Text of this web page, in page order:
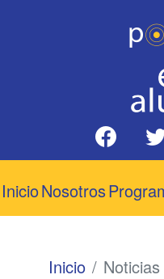
InicioNosotros
Inicio